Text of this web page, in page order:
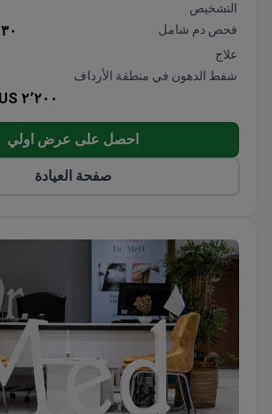
التشخيص
فحص دم شامل
٣٠ US$ -
علاج
شفط الدهون في منطقة الأرداف
٢٬٢٠٠ US$ -
احصل على عرض اولي
صفحة العيادة